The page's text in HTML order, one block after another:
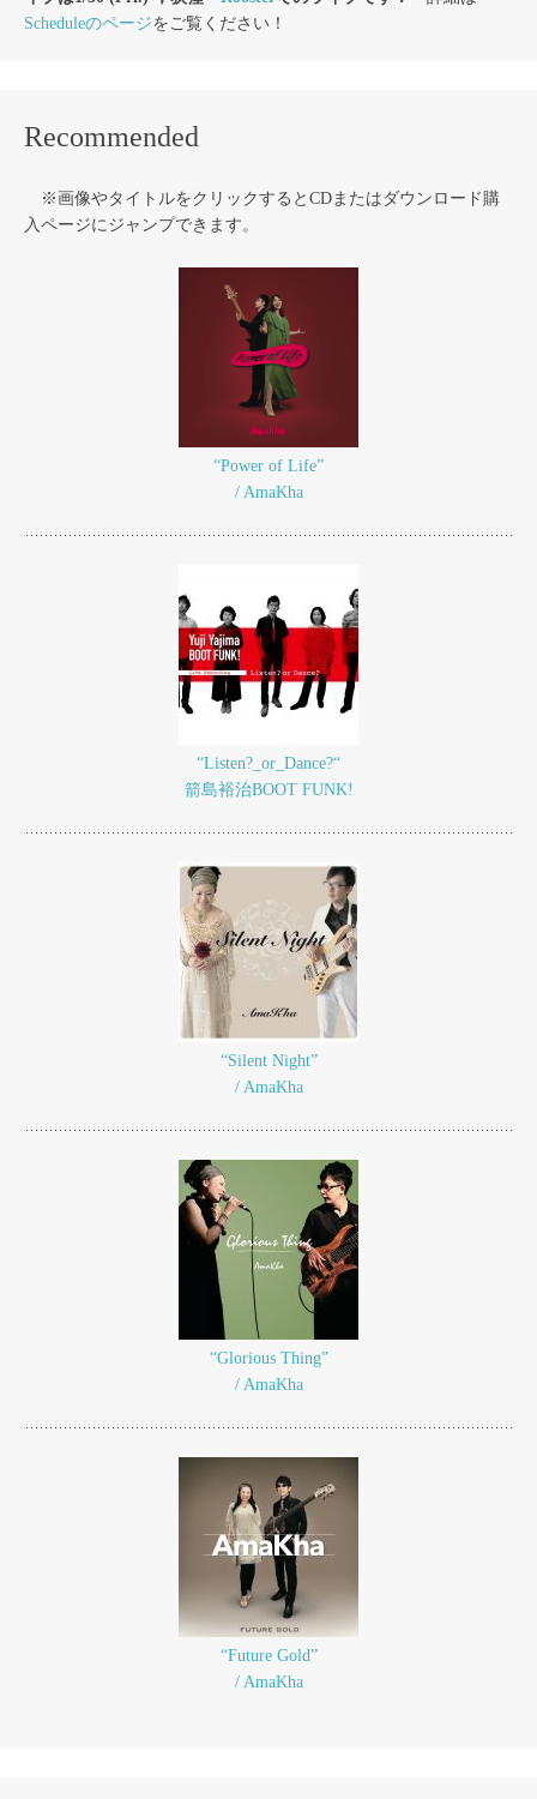
Scheduleのページをご覧ください！
Recommended
※画像やタイトルをクリックするとCDまたはダウンロード購
入ページにジャンプできます。
“Power of Life”
/ AmaKha
“Listen?_or_Dance?“
箭島裕治BOOT FUNK!
“Silent Night”
/ AmaKha
“Glorious Thing”
/ AmaKha
“Future Gold”
/ AmaKha